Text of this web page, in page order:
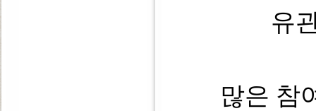
유
많은 참여